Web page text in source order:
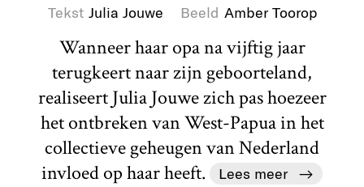
Tekst Julia Jouwe Beeld Amber Toorop
Wanneer haar opa na vijftig jaar
terugkeert naar zijn geboorteland,
realiseert Julia Jouwe zich pas hoezeer
het ontbreken van West-Papua in het
collectieve geheugen van Nederland
invloed op haar heeft.
Lees meer